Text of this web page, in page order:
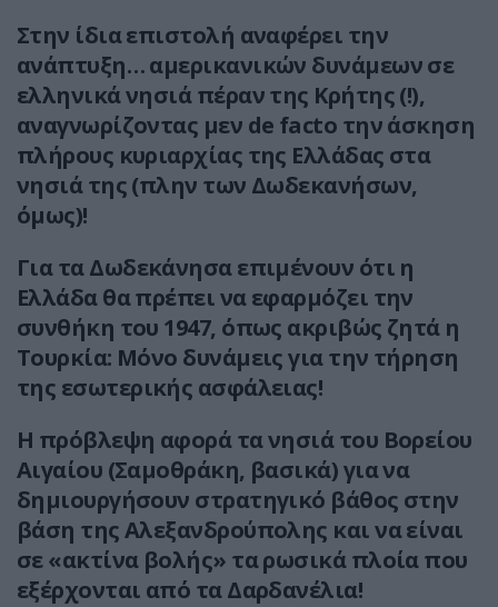
Στην ίδια επιστολή αναφέρει την
ανάπτυξη… αμερικανικών δυνάμεων σε
ελληνικά νησιά πέραν της Κρήτης (!),
αναγνωρίζοντας μεν de facto την άσκηση
πλήρους κυριαρχίας της Ελλάδας στα
νησιά της (πλην των Δωδεκανήσων,
όμως)!
Για τα Δωδεκάνησα επιμένουν ότι η
Ελλάδα θα πρέπει να εφαρμόζει την
συνθήκη του 1947, όπως ακριβώς ζητά η
Τουρκία: Mόνο δυνάμεις για την τήρηση
της εσωτερικής ασφάλειας!
Η πρόβλεψη αφορά τα νησιά του Βορείου
Αιγαίου (Σαμοθράκη, βασικά) για να
δημιουργήσουν στρατηγικό βάθος στην
βάση της Αλεξανδρούπολης και να είναι
σε «ακτίνα βολής» τα ρωσικά πλοία που
εξέρχονται από τα Δαρδανέλια!